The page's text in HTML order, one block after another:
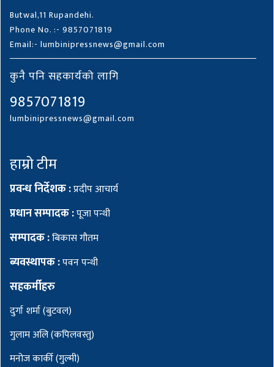
Butwal,11 Rupandehi.
Phone No. :- 9857071819
Email:- lumbinipressnews@gmail.com
कुनै पनि सहकार्यको लागि
9857071819
lumbinipressnews@gmail.com
हाम्रो टीम
प्रवन्ध निर्देशक :प्रदीप आचार्य
प्रधान सम्पादक :पूजा पन्थी
सम्पादक :बिकास गौतम
ब्यवस्थापक :पवन पन्थी
सहकर्मीहरु
दुर्गा शर्मा (बुटवल)
गुलाम अलि (कपिलवस्तु)
मनोज कार्की (गुल्मी)